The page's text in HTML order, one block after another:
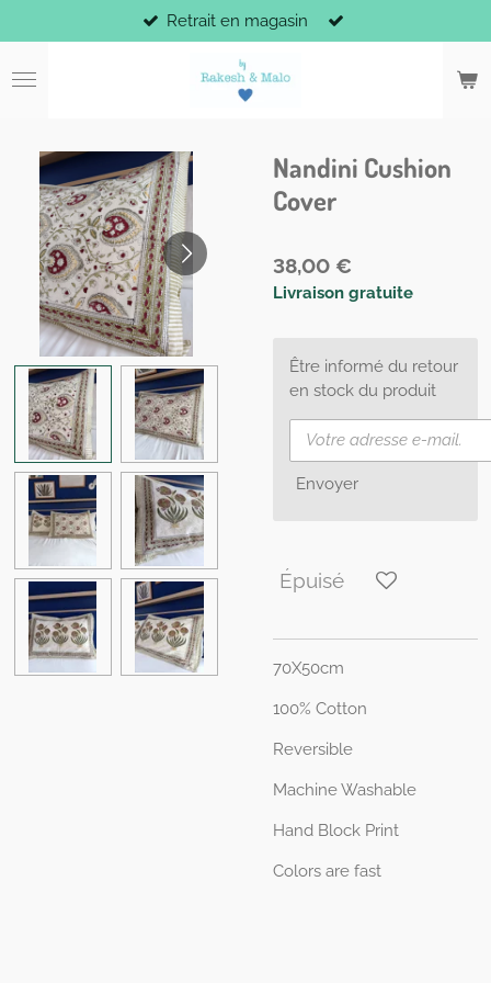
au
contenu
Retrait en magasin
Nandini Cushion
Cover
38,00 €
Livraison gratuite
Être informé du retour
en stock du produit
Envoyer
Épuisé
70X50cm
100% Cotton
Reversible
Machine Washable
Hand Block Print
Colors are fast